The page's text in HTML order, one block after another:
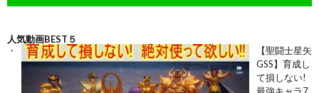
人気動画BEST５
【聖闘士星矢
GSS】育成し
て損しない!
最強キャラ7